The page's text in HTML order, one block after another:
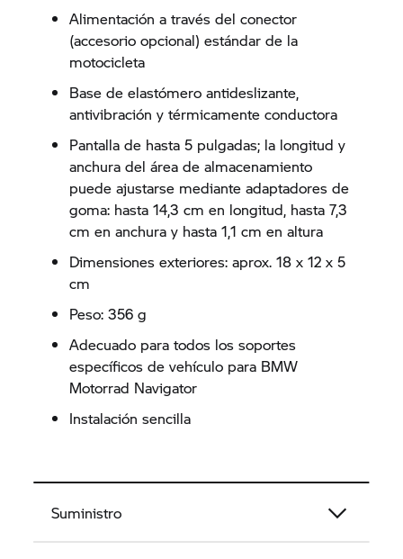
Alimentación a través del conector
(accesorio opcional) estándar de la
motocicleta
Base de elastómero antideslizante,
antivibración y térmicamente conductora
Pantalla de hasta 5 pulgadas; la longitud y
anchura del área de almacenamiento
puede ajustarse mediante adaptadores de
goma: hasta 14,3 cm en longitud, hasta 7,3
cm en anchura y hasta 1,1 cm en altura
Dimensiones exteriores: aprox. 18 x 12 x 5
cm
Peso: 356 g
Adecuado para todos los soportes
específicos de vehículo para BMW
Motorrad Navigator
Instalación sencilla
Suministro